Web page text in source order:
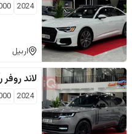
2024
اربيل
لاند روفر
2024